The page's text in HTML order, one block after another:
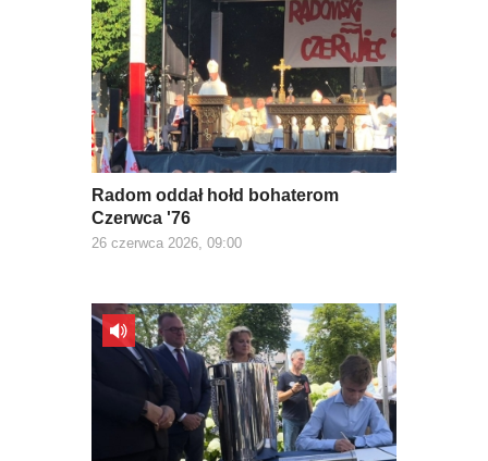
Radom oddał hołd bohaterom
Czerwca '76
26 czerwca 2026, 09:00